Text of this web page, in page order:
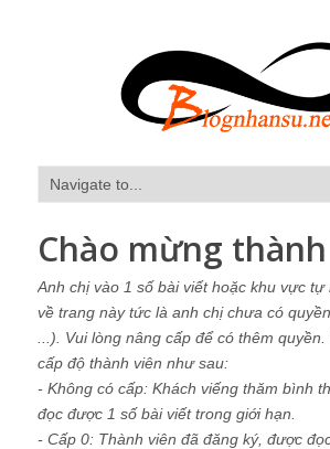
Chào mừng
Anh chị vào 1 số bài viết hoặc khu vực
về trang này tức là anh chị chưa có
...). Vui lòng nâng cấp để có thêm
cấp độ thành viên như sau:
- Không có cấp: Khách viếng thăm bình
đọc được 1 số bài viết trong giới hạn.
- Cấp 0: Thành viên đã đăng ký, được